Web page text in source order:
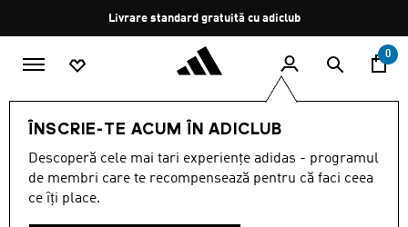
Oprește
rotația
Livrare standard gratuită cu adiclub
0
ÎNSCRIE-TE ACUM ÎN ADICLUB
Descoperă cele mai tari experiențe adidas - programul
de membri care te recompensează pentru că faci ceea
ce îți place.
Femei ÎMBRĂCĂMINTE
ÎMBRĂCĂMINTE (3393)